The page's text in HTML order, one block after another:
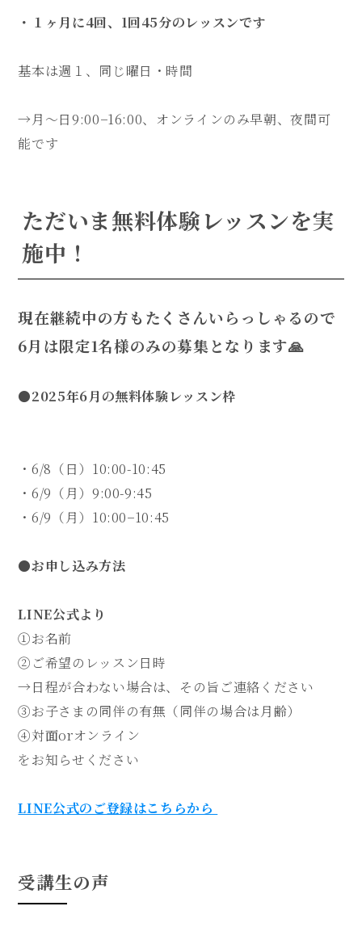
・１ヶ月に4回、1回45分のレッスンです
基本は週１、同じ曜日・時間
→月～日9:00−16:00、オンラインのみ早朝、夜間可
能です
ただいま無料体験レッスンを実
施中！
現在継続中の方もたくさんいらっしゃるので
6月は限定1名様のみの募集となります🙏
●2025年6月の無料体験レッスン枠
・6/8（日）10:00-10:45
・6/9（月）9:00-9:45
・6/9（月）10:00−10:45
●お申し込み方法
LINE公式より
①お名前
②ご希望のレッスン日時
→日程が合わない場合は、その旨ご連絡ください
③お子さまの同伴の有無（同伴の場合は月齢）
④対面orオンライン
をお知らせください
LINE公式のご登録はこちらから
受講生の声